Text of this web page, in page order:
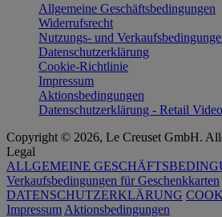
Allgemeine Geschäftsbedingungen
Widerrufsrecht
Nutzungs- und
Datenschutzerklärung
Cookie-Richtlinie
Impressum
Aktionsbedingungen
Datenschutzerklärung - Retail
Copyright © 2026, Le Creuset GmbH.
Legal
ALLGEMEINE
Verkaufsbedingungen für Geschenkkarten
DATENSCHUTZERKLÄRUNG
Impressum Aktionsbedingungen